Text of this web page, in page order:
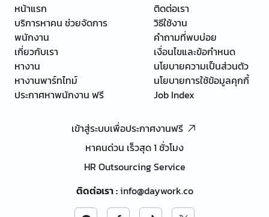
หน้าแรก
บริการหาคน ช่วยจัดการ
พนักงาน
เกี่ยวกับเรา
หางาน
หางานพาร์ทไทม์
ประกาศหาพนักงาน ฟรี
ติดต่อเรา
วิธีใช้งาน
คำถามที่พบบ่อย
เงื่อนไขและข้อกำหนด
นโยบายความเป็นส่วนตัว
นโยบายการใช้ข้อมูลคุกกี้
Job Index
เข้าสู่ระบบเพื่อประกาศงานฟรี
หาคนด่วน เร็วสุด 1 ชั่วโมง
HR Outsourcing Service
ติดต่อเรา:info@daywork.co